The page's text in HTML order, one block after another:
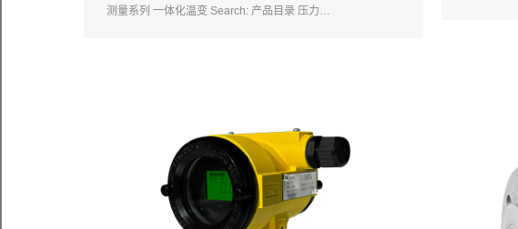
测量系列 一体化温变 Search: 产品目录 压力…